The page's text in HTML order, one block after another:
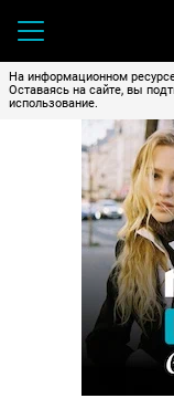
На информационном
Оставаясь на сайте, вы
использование.